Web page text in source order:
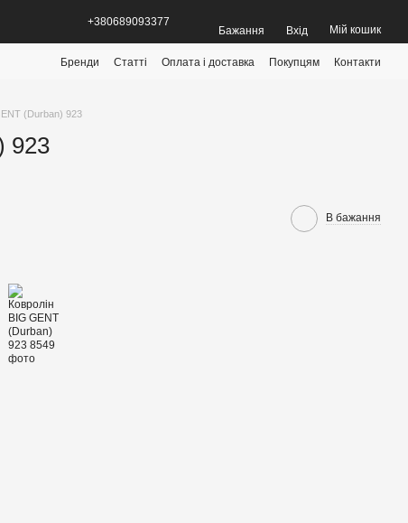
+380689093377
Бажання Вхід Мій кошик
Бренди Статті Оплата і доставка Покупцям Контакти
(Durban) 923
923
В бажання